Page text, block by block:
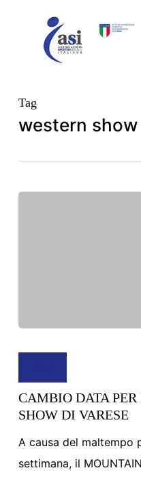
Tag
western show
PER
IL
MOUNTAIN
TRAIL
SHOW
CAMBIO DATA
SHOW DI VARESE
A causa del maltempo
settimana, il